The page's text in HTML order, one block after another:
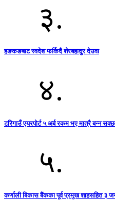
३.
हङकङबाट स्वदेश फर्किदै शेरबहादुर देउवा
४.
टरिगाउँ एयरपोर्ट ५ अर्ब रकम भए मात्रै बन्न
५.
कर्णाली बिकास बैंकका पूर्व प्रमुख शाहसहित ३